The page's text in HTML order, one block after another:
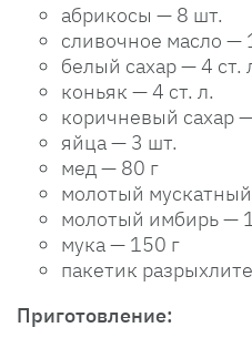
абрикосы — 8 шт.
сливочное масло —
белый сахар — 4 ст.
коньяк — 4 ст. л.
коричневый сахар
яйца — 3 шт.
мед — 80 г
молотый
молотый имбирь —
мука — 150 г
пакетик
Приготовление: